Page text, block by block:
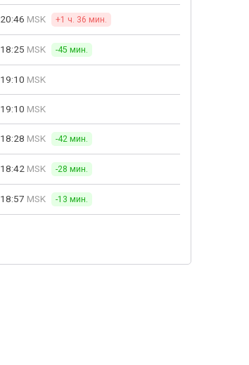
20:46 MSK +1 ч. 36 мин.
18:25 MSK -45 мин.
19:10 MSK
19:10 MSK
18:28 MSK -42 мин.
18:42 MSK -28 мин.
18:57 MSK -13 мин.